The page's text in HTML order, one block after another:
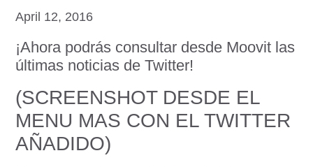
April 12, 2016
¡Ahora podrás consultar desde Moovit las
últimas noticias de Twitter!
(SCREENSHOT DESDE EL
MENU MAS CON EL TWITTER
AÑADIDO)